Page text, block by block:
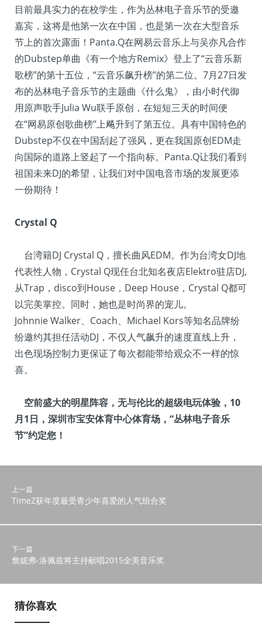
目前最具实力的在校学生，作为丛林电子音乐节的受邀
嘉宾，这将是他第一次在中国，也是第一次在大型音乐
节上的首次露面！Panta.Q在网易云音乐上与吴亦凡合作
的Dubstep单曲《有一个地方Remix》登上了“云音乐新
歌榜”的第十五位，“云音乐飙升榜”的第二位。7月27日发
布的丛林电子音乐节的主题曲《什么鬼》，由小时代御
用原声歌手Julia Wu联手原创，在短短三天的时间便
在“网易原创歌曲榜”上飚升到了第五位。具有中国特色的
Dubstep不仅在中国刮起了强风，更在我国原创EDM走
向国际的道路上竖起了一个指向标。Panta.Q让我们看到
祖国未来DJ的希望，让我们对中国电音市场的发展更添
一份期待！
Crystal Q
台湾籍DJ Crystal Q，擅长曲风EDM。作为台湾女DJ地
代表性人物，Crystal Q现任台北知名夜店Elektro驻店DJ,
从Trap，disco到House，Deep House，Crystal Q都可
以完美掌控。同时，她也是时尚界的宠儿。
Johnnie Walker、Coach、Michael Kors等知名品牌纷
纷邀约其担任活动DJ，不仅人气飙升的速度直线上升，
出色现场控制力更保证了每次都能带给观众不一样的惊
喜。
空前盛大的明星阵容，无与伦比的超级电玩体验，10
月1日，深圳市宝安体育中心体育场，“丛林电子音乐
节”约定您！
上一篇
TimeZ获年度最受青少年喜爱的人气组合奖
下一篇
詹妮弗-洛佩兹将主持献唱2015全美音乐奖
猜你喜欢